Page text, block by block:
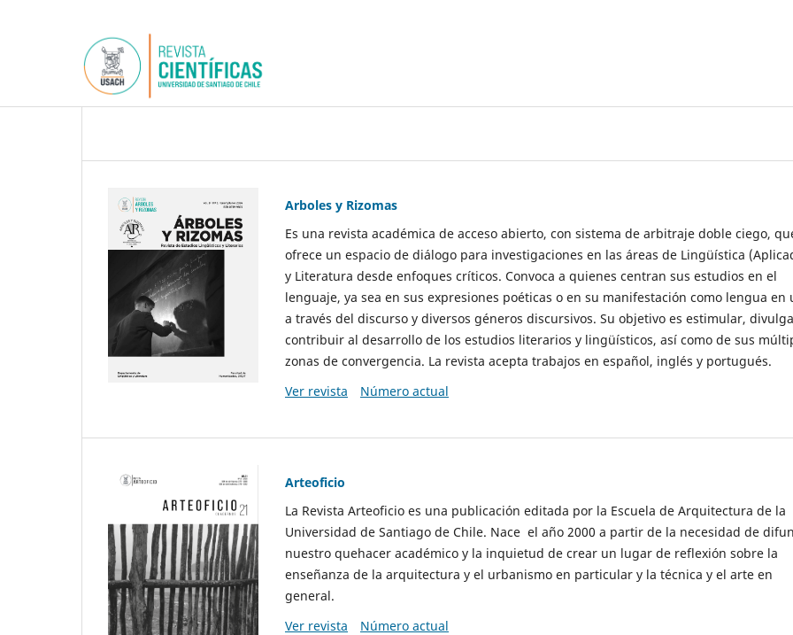
Arboles y Rizomas
Es una revista académica de acceso abierto, con sistema de arbitraje doble ciego,
ofrece un espacio de diálogo para investigaciones en las áreas de Lingüística
y Literatura desde enfoques críticos. Convoca a quienes centran sus estudios en el
lenguaje, ya sea en sus expresiones poéticas o en su manifestación como lengua en
a través del discurso y diversos géneros discursivos. Su objetivo es estimular,
contribuir al desarrollo de los estudios literarios y lingüísticos, así como de sus
zonas de convergencia. La revista acepta trabajos en español, inglés y portugués.
Ver revista
Número actual
Arteoficio
La Revista Arteoficio es una publicación editada por la Escuela de Arquitectura de la
Universidad de Santiago de Chile. Nace el año 2000 a partir de la necesidad de
nuestro quehacer académico y la inquietud de crear un lugar de reflexión sobre la
enseñanza de la arquitectura y el urbanismo en particular y la técnica y el arte en
general.
Ver revista
Número actual